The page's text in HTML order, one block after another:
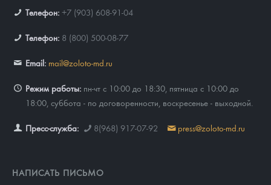
Телефон: +7 (903) 608-91-04
Телефон: 8 (800) 500-08-77
Email: mail@zoloto-md.ru
Режим работы: пн-чт с 10:00 до 18:30, пятница с 10:00 до
18:00, суббота - по договоренности, воскресенье - выходной.
Пресс-служба: 8(968) 917-07-92 press@zoloto-md.ru
НАПИСАТЬ ПИСЬМО